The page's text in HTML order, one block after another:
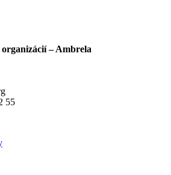
– Ambrela
55